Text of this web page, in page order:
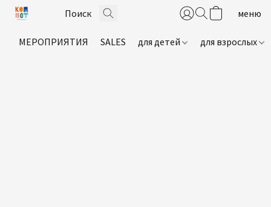
МЕРОПРИЯТИЯ SALES для детей для взрослых